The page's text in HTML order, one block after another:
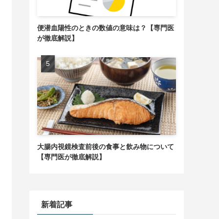
便潜血陽性のときの数値の意味は？【専門医
が徹底解説】
大腸内視鏡検査前後の食事と飲み物について
【専門医が徹底解説】
新着記事